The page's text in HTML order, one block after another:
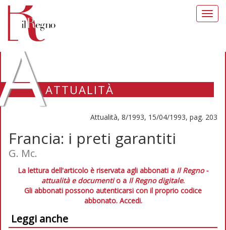
ATTUALITÀ
Attualità, 8/1993, 15/04/1993, pag. 203
Francia: i preti garantiti
G. Mc.
La lettura dell'articolo è riservata agli abbonati a Il Regno -
attualità e documentio a Il Regno digitale.
Gli abbonati possono autenticarsi con il proprio codice
abbonato. Accedi.
Leggi anche